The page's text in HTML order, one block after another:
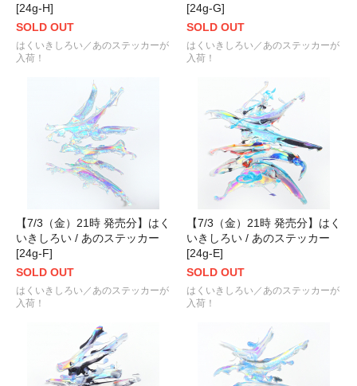
[24g-H]
SOLD OUT
はくいきしろい／あのステッカーが
入荷！
[24g-G]
SOLD OUT
はくいきしろい／あのステッカーが
入荷！
【7/3（金）21時 発売分】はく
いきしろい / あのステッカー
[24g-F]
SOLD OUT
はくいきしろい／あのステッカーが
入荷！
【7/3（金）21時 発売分】はく
いきしろい / あのステッカー
[24g-E]
SOLD OUT
はくいきしろい／あのステッカーが
入荷！